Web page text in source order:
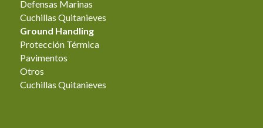
Defensas Marinas
Cuchillas Quitanieves
Ground Handling
Protección Térmica
Pavimentos
Otros
Cuchillas Quitanieves